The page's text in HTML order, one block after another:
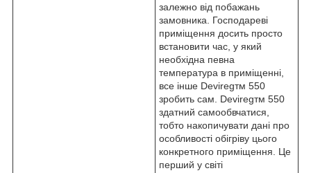
залежно від побажань
замовника. Господареві
приміщення досить просто
встановити час, у який
необхідна певна
температура в приміщенні,
все інше Deviregтм 550
зробить сам. Deviregтм 550
здатний самообвчатися,
тобто накопичувати дані про
особливості обігріву цього
конкретного приміщення. Це
перший у світі